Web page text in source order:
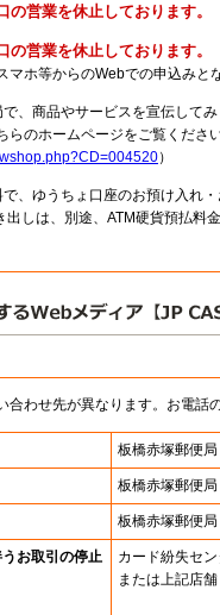
営業を休止しております。
営業を休止しております。
ホ等からのWebでの申込みと
、商品やサービスを宣伝して
のホームページをご覧くださ
）
、ゆうちょ口座のお預け入れ
しは、別途、ATM硬貨預払料
わせ先が異なります。お電話
板橋赤塚郵便局
板橋赤塚郵便局
板橋赤塚郵便局
お取引の停止
カード紛失セ
または上記店舗